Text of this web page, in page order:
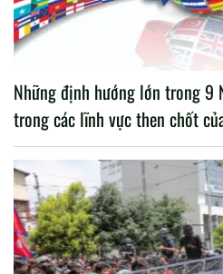
Những định hướng lớn trong 9
trong các lĩnh vực then chốt